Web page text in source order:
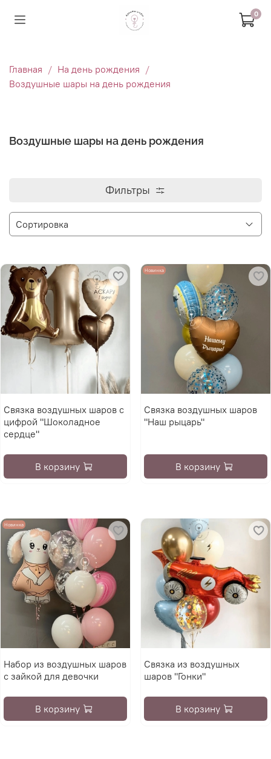
0
Главная
На день рождения
Воздушные шары на день рождения
Воздушные шары на день рождения
Фильтры
Связка воздушных шаров с
цифрой "Шоколадное
сердце"
В корзину
Новинка
Связка воздушных шаров
"Наш рыцарь"
В корзину
Новинка
Набор из воздушных шаров
с зайкой для девочки
В корзину
Связка из воздушных
шаров "Гонки"
В корзину